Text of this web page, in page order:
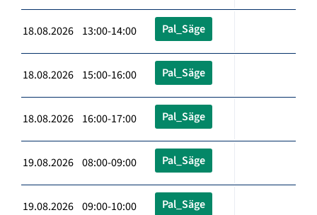
18.08.2026 13:00-14:00 Pal_Säge
18.08.2026 15:00-16:00 Pal_Säge
18.08.2026 16:00-17:00 Pal_Säge
19.08.2026 08:00-09:00 Pal_Säge
19.08.2026 09:00-10:00 Pal_Säge